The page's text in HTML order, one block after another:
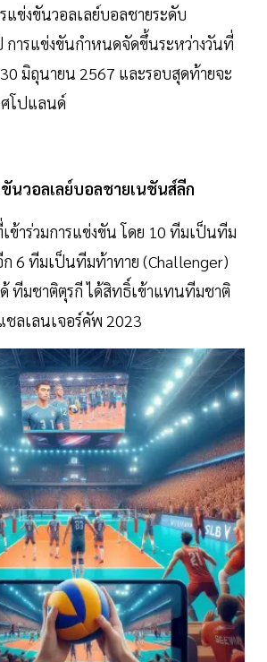
ข่งขันวอลเลย์บอลชายระดับ
การแข่งขันกำหนดจัดขึ้นระหว่างวันที่
มิถุนายน 2567 และรอบสุดท้ายจะ
โปแลนด์
นวอลเลย์บอลชายเนชันส์ลีก
ข้าร่วมการแข่งขัน โดย 10 ทีมเป็นทีม
6 ทีมเป็นทีมท้าทาย (Challenger)
ทีมชาติตุรกี ได้สิทธิ์เข้าแทนทีมชาติ
ลเลนเจอร์คัพ 2023